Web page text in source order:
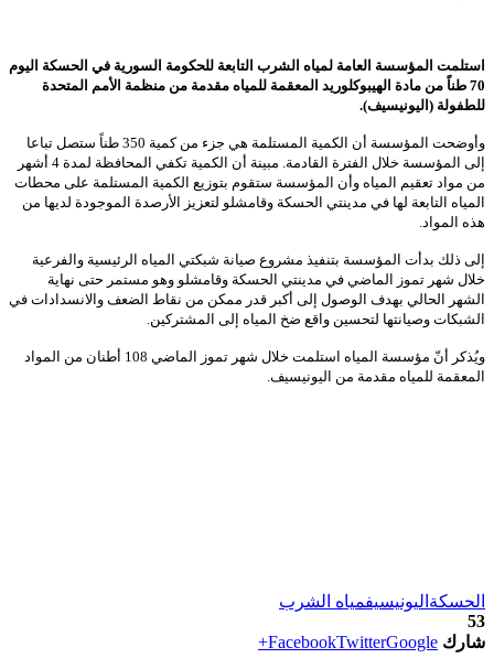
المؤسسة العامة لمياه الشرب التابعة للحكومة السورية في الحسكة اليوم
70 طناً من مادة الهيبوكلوريد المعقمة للمياه مقدمة من منظمة الأمم المتحدة
(اليونيسيف).
وأوضحت المؤسسة أن الكمية المستلمة هي جزء من كمية 350 طناً ستصل تباعا
إلى المؤسسة خلال الفترة القادمة. مبينة أن الكمية تكفي المحافظة لمدة 4 أشهر
مواد تعقيم المياه وأن المؤسسة ستقوم بتوزيع الكمية المستلمة على محطات
التابعة لها في مدينتي الحسكة وقامشلو لتعزيز الأرصدة الموجودة لديها من
المواد.
ذلك بدأت المؤسسة بتنفيذ مشروع صيانة شبكتي المياه الرئيسية والفرعية
شهر تموز الماضي في مدينتي الحسكة وقامشلو وهو مستمر حتى نهاية
الحالي بهدف الوصول إلى أكبر قدر ممكن من نقاط الضعف والانسدادات في
وصيانتها لتحسين واقع ضخ المياه إلى المشتركين.
ويُذكر أنّ مؤسسة المياه استلمت خلال شهر تموز الماضي 108 أطنان من المواد
للمياه مقدمة من اليونيسيف.
اليونيسيفمياه الشرب
FacebookTwitterGoogle+